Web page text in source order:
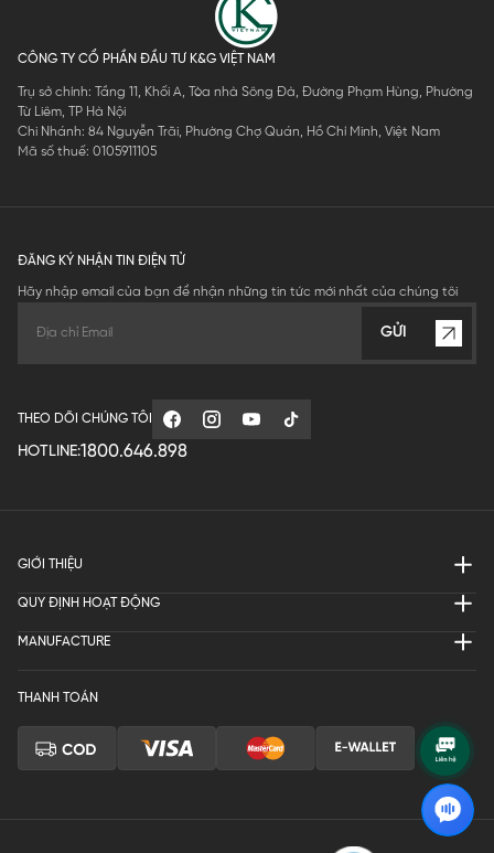
CÔNG TY CỔ PHẦN ĐẦU TƯ K&G VIỆT NAM
Trụ sở chính: Tầng 11, Khối A, Tòa nhà Sông Đà, Đường Phạm Hùng, Phường
Từ Liêm, TP Hà Nội
Chi Nhánh: 84 Nguyễn Trãi, Phường Chợ Quán, Hồ Chí Minh, Việt Nam
Mã số thuế: 0105911105
ĐĂNG KÝ NHẬN TIN ĐIỆN TỬ
Hãy nhập email của bạn để nhận những tin tức mới nhất của chúng tôi
GỬI
THEO DÕI CHÚNG TÔI
HOTLINE:1800.646.898
GIỚI THIỆU
QUY ĐỊNH HOẠT ĐỘNG
MANUFACTURE
THANH TOÁN